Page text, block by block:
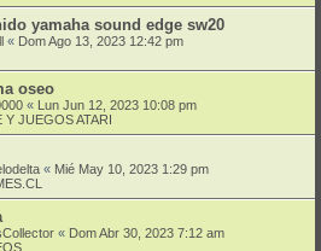
yamaha sound edge sw20
« Dom Ago 13, 2023 12:42 pm
oseo
« Lun Jun 12, 2023 10:08 pm
Y JUEGOS ATARI
« Mié May 10, 2023 1:29 pm
« Dom Abr 30, 2023 7:12 am